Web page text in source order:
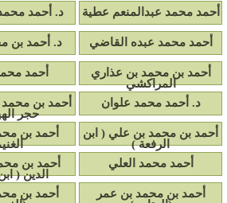
أحمد محمد عبدالمنعم عطية
د. أحمد
أحمد محمد عبده القاضي د. أحمد بن
أحمد بن محمد بن عذاري
المراكشي
أحمد
د. أحمد محمد علوان
أحمد بن
حجر
أحمد بن محمد بن علي ( ابن
الرفعة )
أحمد بن
أحمد محمد العلي
أحمد بن
الدين (
أحمد بن محمد بن عمر
أحمد بن